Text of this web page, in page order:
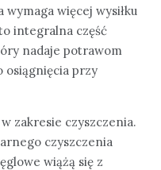
więcej wysiłku
integralna część
nadaje potrawom
osiągnięcia przy
zakresie czyszczenia.
czyszczenia
wiążą się z